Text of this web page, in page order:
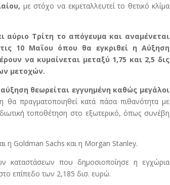
με στόχο να εκμεταλλευτεί το θετικό κλίμα
αύριο Τρίτη το απόγευμα και αναμένεται
10 Μαΐου όπου θα εγκριθεί η Αύξηση
να κυμαίνεται μεταξύ 1,75 και 2,5 δις
μετοχών.
θεωρείται εγγυημένη καθώς μεγάλοι
θα πραγματοποιηθεί κατά πάσα πιθανότητα με
τοποθέτηση στο εξωτερικό, όπως συνέβη
η Goldman Sachs και η Morgan Stanley.
καταστάσεων που δημοσιοποίησε η εγχώρια
επίπεδο των 2,185 δισ. ευρώ.